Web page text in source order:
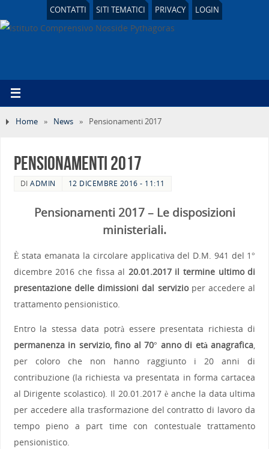
CONTATTI SITI TEMATICI PRIVACY LOGIN
Home » News » Pensionamenti 2017
Pensionamenti 2017
DIADMIN 12 DICEMBRE 2016 - 11:11
Pensionamenti 2017 – Le disposizioni
ministeriali.
È stata emanata la circolare applicativa del D.M. 941 del 1°
dicembre 2016 che fissa al 20.01.2017 il termine ultimo di
presentazione delle dimissioni dal servizioper accedere al
trattamento pensionistico.
Entro la stessa data potrà essere presentata richiesta di
permanenza in servizio, fino al 70° anno di età anagrafica,
per coloro che non hanno raggiunto i 20 anni di
contribuzione (la richiesta va presentata in forma cartacea
al Dirigente scolastico). Il 20.01.2017 è anche la data ultima
per accedere alla trasformazione del contratto di lavoro da
tempo pieno a part time con contestuale trattamento
pensionistico.